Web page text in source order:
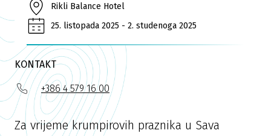
Rikli Balance Hotel
25. listopada 2025 - 2. studenoga 2025
KONTAKT
+386 4 579 16 00
Za vrijeme krumpirovih praznika u Sava